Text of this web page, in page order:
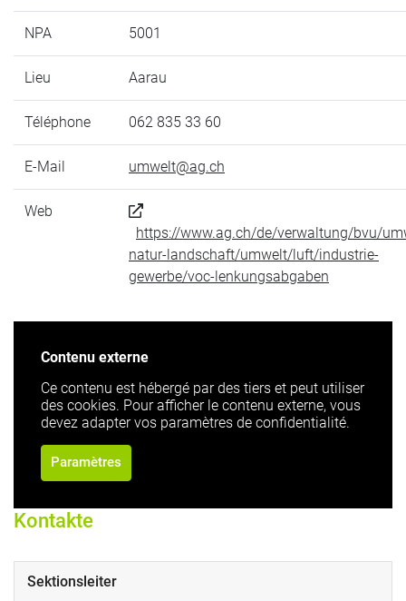
NPA 5001
Lieu Aarau
Téléphone 062 835 33 60
E-Mail umwelt@ag.ch
Web
https://www.ag.ch/de/verwaltung/bvu/
natur-landschaft/umwelt/luft/industrie-
gewerbe/voc-lenkungsabgaben
Contenu externe
Ce contenu est hébergé par des tiers et peut utiliser
des cookies. Pour afficher le contenu externe, vous
devez adapter vos paramètres de confidentialité.
Paramètres
Kontakte
Sektionsleiter